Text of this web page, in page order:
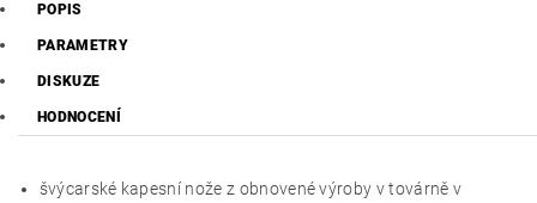
POPIS
PARAMETRY
DISKUZE
HODNOCENÍ
švýcarské kapesní nože z obnovené výroby v továrně v